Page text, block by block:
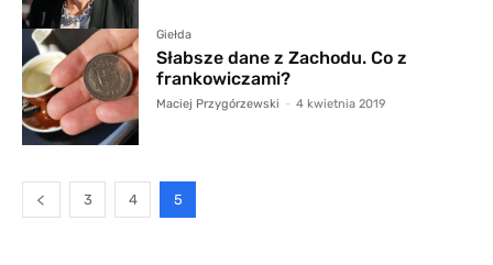
Giełda
Słabsze dane z Zachodu. Co z
frankowiczami?
Maciej Przygórzewski - 4 kwietnia 2019
3 4 5